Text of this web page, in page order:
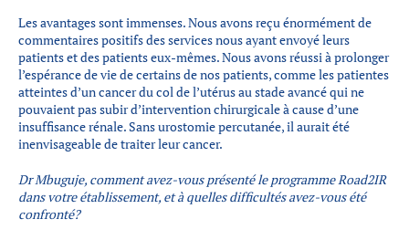
Les avantages sont immenses. Nous avons reçu énormément de
commentaires positifs des services nous ayant envoyé leurs
patients et des patients eux-mêmes. Nous avons réussi à prolonger
l’espérance de vie de certains de nos patients, comme les patientes
atteintes d’un cancer du col de l’utérus au stade avancé qui ne
pouvaient pas subir d’intervention chirurgicale à cause d’une
insuffisance rénale. Sans urostomie percutanée, il aurait été
inenvisageable de traiter leur cancer.
Dr Mbuguje, comment avez-vous présenté le programme Road2IR
dans votre établissement, et à quelles difficultés avez-vous été
confronté?